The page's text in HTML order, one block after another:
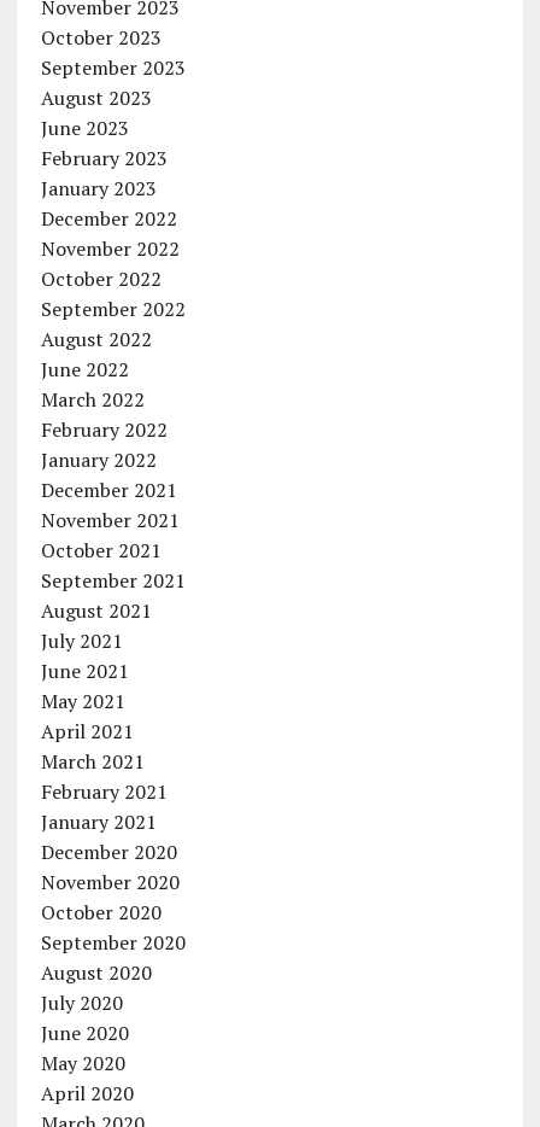
November 2023
October 2023
September 2023
August 2023
June 2023
February 2023
January 2023
December 2022
November 2022
October 2022
September 2022
August 2022
June 2022
March 2022
February 2022
January 2022
December 2021
November 2021
October 2021
September 2021
August 2021
July 2021
June 2021
May 2021
April 2021
March 2021
February 2021
January 2021
December 2020
November 2020
October 2020
September 2020
August 2020
July 2020
June 2020
May 2020
April 2020